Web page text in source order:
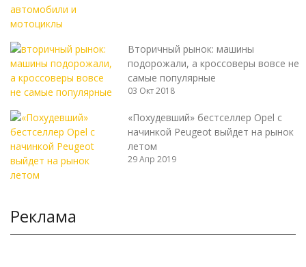
Вторичный рынок: машины
подорожали, а кроссоверы вовсе не
самые популярные
03 Окт 2018
«Похудевший» бестселлер Opel с
начинкой Peugeot выйдет на рынок
летом
29 Апр 2019
Реклама